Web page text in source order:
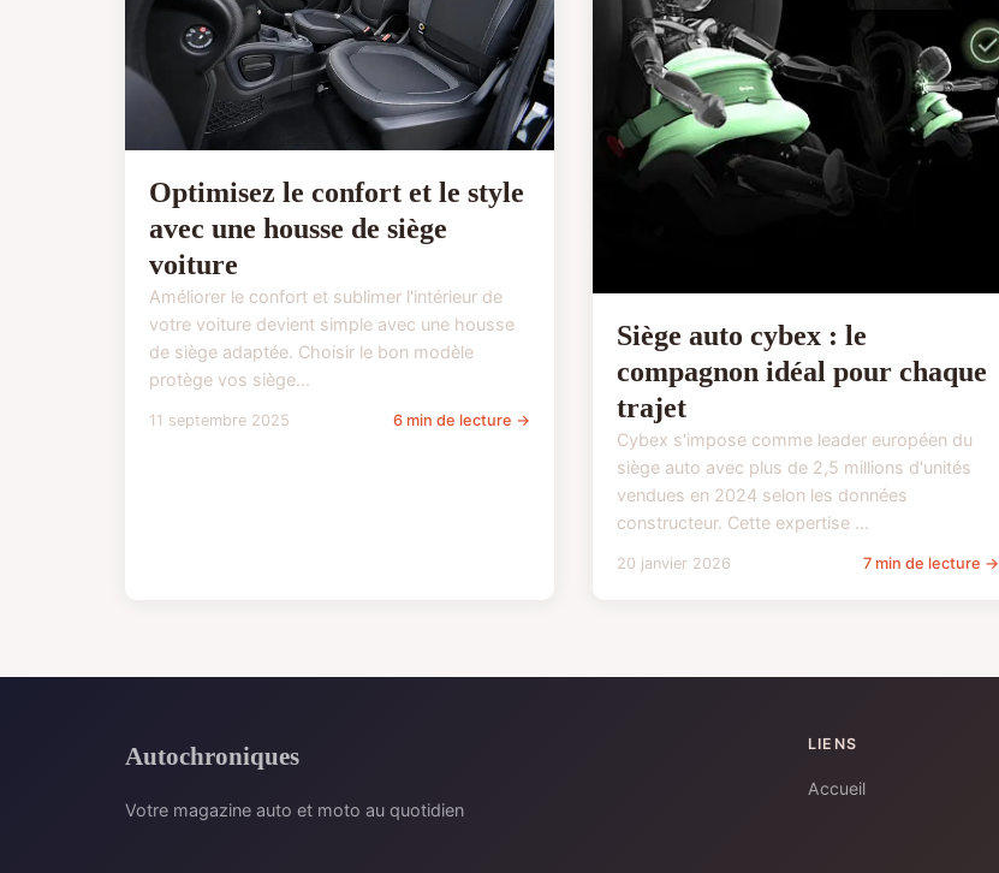
Optimisez le confort et le style
avec une housse de siège
voiture
Améliorer le confort et sublimer l'intérieur de
votre voiture devient simple avec une housse
de siège adaptée. Choisir le bon modèle
protège vos siège...
11 septembre 2025 6 min de lecture →
Siège auto cybex : le
compagnon idéal pour chaque
trajet
Cybex s'impose comme leader européen du
siège auto avec plus de 2,5 millions d'unités
vendues en 2024 selon les données
constructeur. Cette expertise ...
20 janvier 2026 7 min de lecture →
Autochroniques
Votre magazine auto et moto au quotidien
LIENS
Accueil